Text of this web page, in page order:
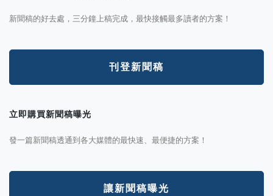
新聞稿的好去處，三分鐘上稿完成，最快接觸最多讀者的方案！
刊登新聞稿
立即購買新聞稿曝光
發一篇新聞稿透通到各大媒體的最快速、最便捷的方案！
讓新聞稿曝光